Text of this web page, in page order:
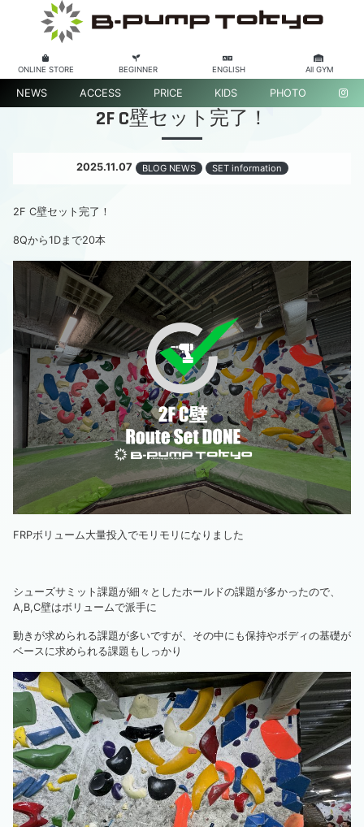
ONLINE STORE BEGINNER ENGLISH All GYM
NEWS ACCESS PRICE KIDS PHOTO
2F C壁セット完了！
2025.11.07 BLOG NEWS SET information
2F C壁セット完了！
8Qから1Dまで20本
FRPボリューム大量投入でモリモリになりました
シューズサミット課題が細々としたホールドの課題が多かったので、
A,B,C壁はボリュームで派手に
動きが求められる課題が多いですが、その中にも保持やボディの基礎が
ベースに求められる課題もしっかり